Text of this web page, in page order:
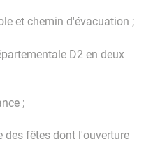
et chemin d'évacuation ;
D2 en deux
;
fêtes dont l'ouverture